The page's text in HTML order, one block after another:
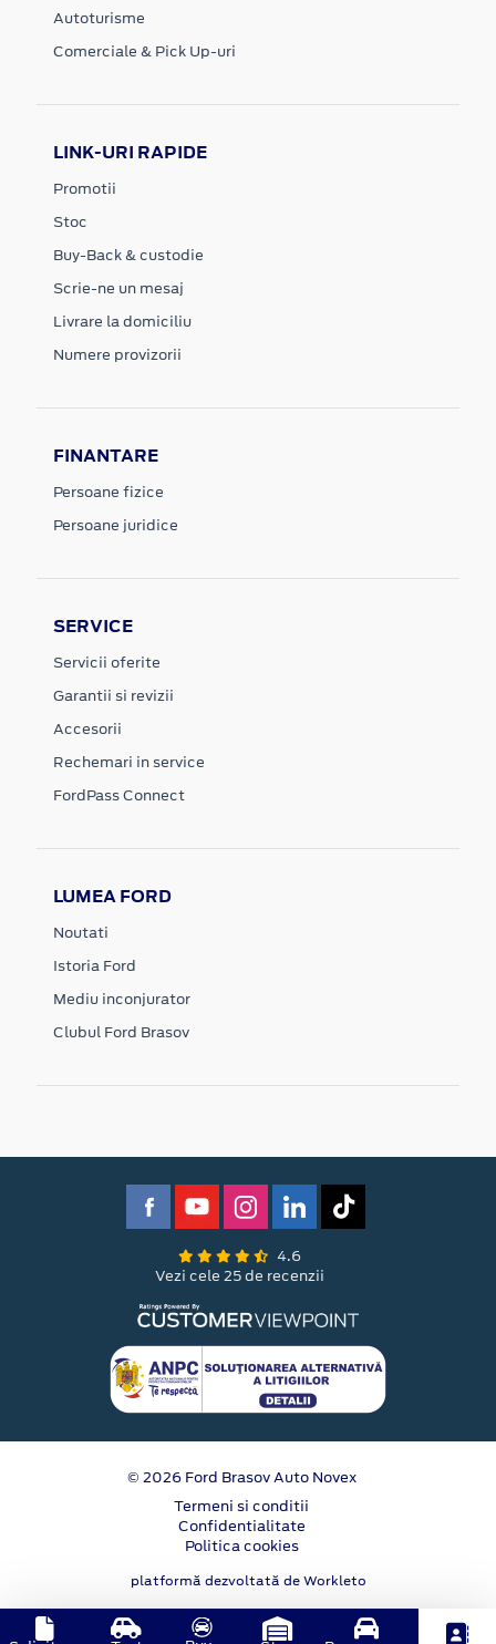
Autoturisme
Comerciale & Pick Up-uri
LINK-URI RAPIDE
Promotii
Stoc
Buy-Back & custodie
Scrie-ne un mesaj
Livrare la domiciliu
Numere provizorii
FINANTARE
Persoane fizice
Persoane juridice
SERVICE
Servicii oferite
Garantii si revizii
Accesorii
Rechemari in service
FordPass Connect
LUMEA FORD
Noutati
Istoria Ford
Mediu inconjurator
Clubul Ford Brasov
4.6
Vezi cele 25 de recenzii
© 2026 Ford Brasov Auto Novex
Termeni si conditii
Confidentialitate
Politica cookies
platformă dezvoltată de Workleto